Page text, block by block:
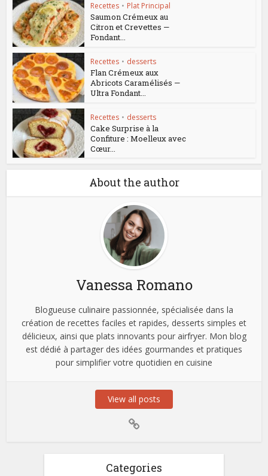
Recettes • Plat Principal
Saumon Crémeux au
Citron et Crevettes —
Fondant...
Recettes • desserts
Flan Crémeux aux
Abricots Caramélisés —
Ultra Fondant...
Recettes • desserts
Cake Surprise à la
Confiture : Moelleux avec
Cœur...
About the author
Vanessa Romano
Blogueuse culinaire passionnée, spécialisée dans la
création de recettes faciles et rapides, desserts simples et
délicieux, ainsi que plats innovants pour airfryer. Mon blog
est dédié à partager des idées gourmandes et pratiques
pour simplifier votre quotidien en cuisine
View all posts
Categories